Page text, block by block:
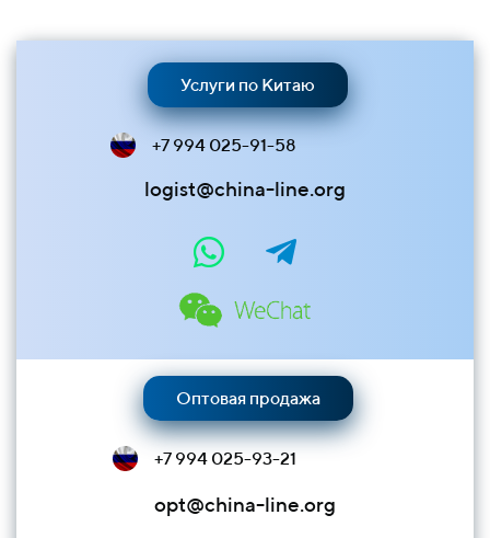
Услуги по Китаю
+7 994 025-91-58
logist@china-line.org
Оптовая продажа
+7 994 025-93-21
opt@china-line.org